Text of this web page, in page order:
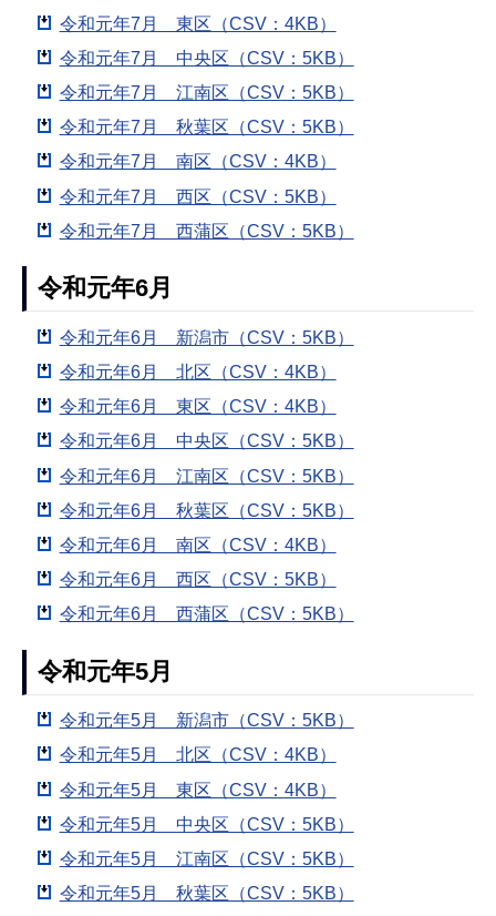
令和元年7月 東区（CSV：4KB）
令和元年7月 中央区（CSV：5KB）
令和元年7月 江南区（CSV：5KB）
令和元年7月 秋葉区（CSV：5KB）
令和元年7月 南区（CSV：4KB）
令和元年7月 西区（CSV：5KB）
令和元年7月 西蒲区（CSV：5KB）
令和元年6月
令和元年6月 新潟市（CSV：5KB）
令和元年6月 北区（CSV：4KB）
令和元年6月 東区（CSV：4KB）
令和元年6月 中央区（CSV：5KB）
令和元年6月 江南区（CSV：5KB）
令和元年6月 秋葉区（CSV：5KB）
令和元年6月 南区（CSV：4KB）
令和元年6月 西区（CSV：5KB）
令和元年6月 西蒲区（CSV：5KB）
令和元年5月
令和元年5月 新潟市（CSV：5KB）
令和元年5月 北区（CSV：4KB）
令和元年5月 東区（CSV：4KB）
令和元年5月 中央区（CSV：5KB）
令和元年5月 江南区（CSV：5KB）
令和元年5月 秋葉区（CSV：5KB）